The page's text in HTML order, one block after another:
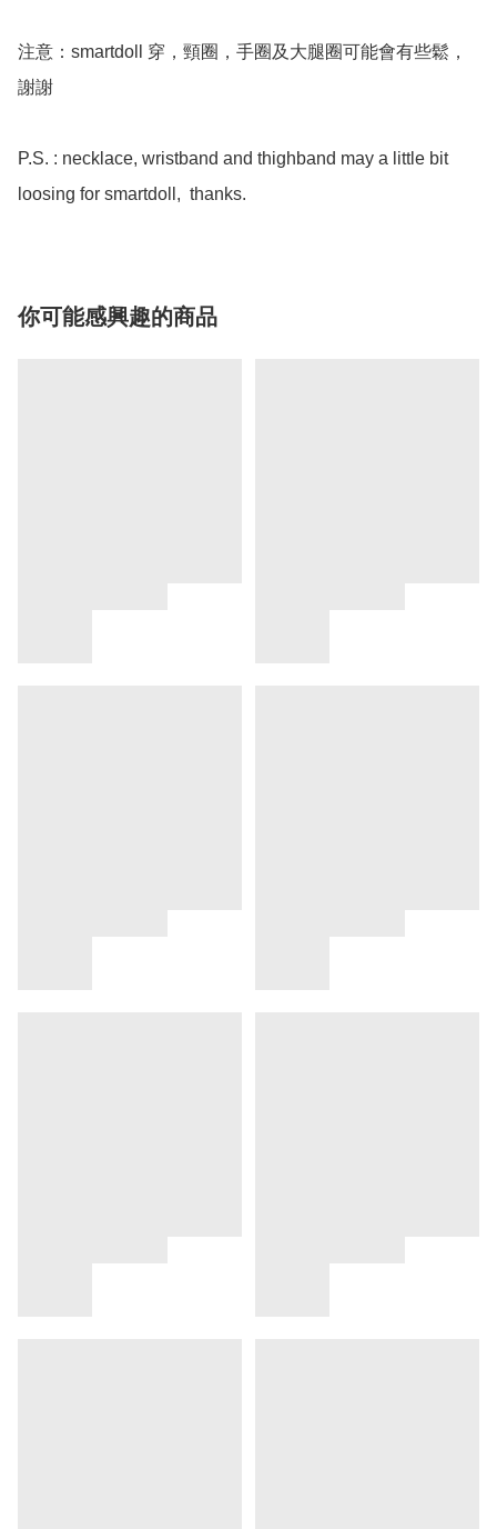
注意：smartdoll 穿，頸圈，手圈及大腿圈可能會有些鬆，
謝謝
P.S. : necklace, wristband and thighband may a little bit
loosing for smartdoll,  thanks.
你可能感興趣的商品